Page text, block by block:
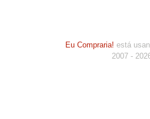
Eu Compraria! está
2007 -